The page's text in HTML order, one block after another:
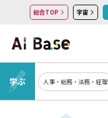
総合TOP 宇宙
学ぶ 人事・総務・法務・経理